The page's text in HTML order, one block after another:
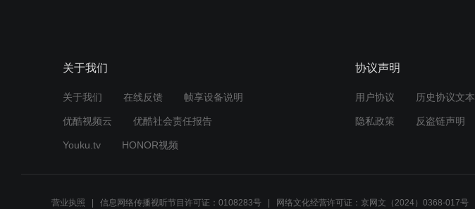
关于我们
关于我们 在线反馈 帧享设备说明
优酷视频云 优酷社会责任报告
Youku.tv HONOR视频
协议声明
用户协议 历史协议文本
隐私政策 反盗链声明
营业执照 信息网络传播视听节目许可证：0108283号 网络文化经营许可证：京网文（2024）0368-017号